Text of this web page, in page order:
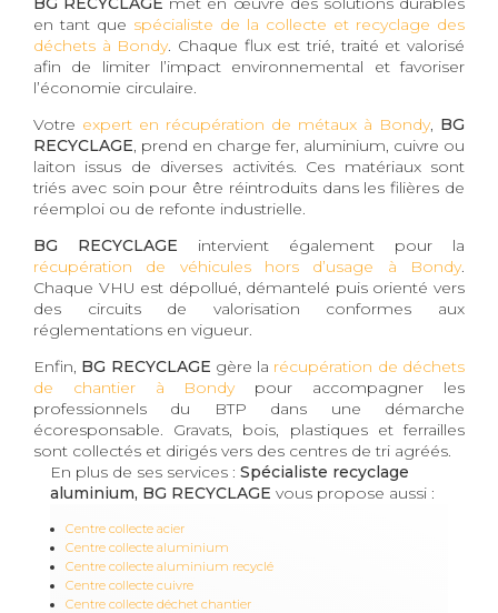
en tant que spécialiste de la collecte et recyclage des
déchets à Bondy. Chaque flux est trié, traité et valorisé
afin de limiter l’impact environnemental et favoriser
l’économie circulaire.
Votre expert en récupération de métaux à Bondy, BG
RECYCLAGE, prend en charge fer, aluminium, cuivre ou
laiton issus de diverses activités. Ces matériaux sont
triés avec soin pour être réintroduits dans les filières de
réemploi ou de refonte industrielle.
BG RECYCLAGE intervient également pour la
récupération de véhicules hors d’usage à Bondy.
Chaque VHU est dépollué, démantelé puis orienté vers
des circuits de valorisation conformes aux
réglementations en vigueur.
Enfin, BG RECYCLAGE gère la récupération de déchets
de chantier à Bondypour accompagner les
professionnels du BTP dans une démarche
écoresponsable. Gravats, bois, plastiques et ferrailles
sont collectés et dirigés vers des centres de tri agréés.
En plus de ses services : Spécialiste recyclage
aluminium, BG RECYCLAGE vous propose aussi :
Centre collecte acier
Centre collecte aluminium
Centre collecte aluminium recyclé
Centre collecte cuivre
Centre collecte déchet chantier